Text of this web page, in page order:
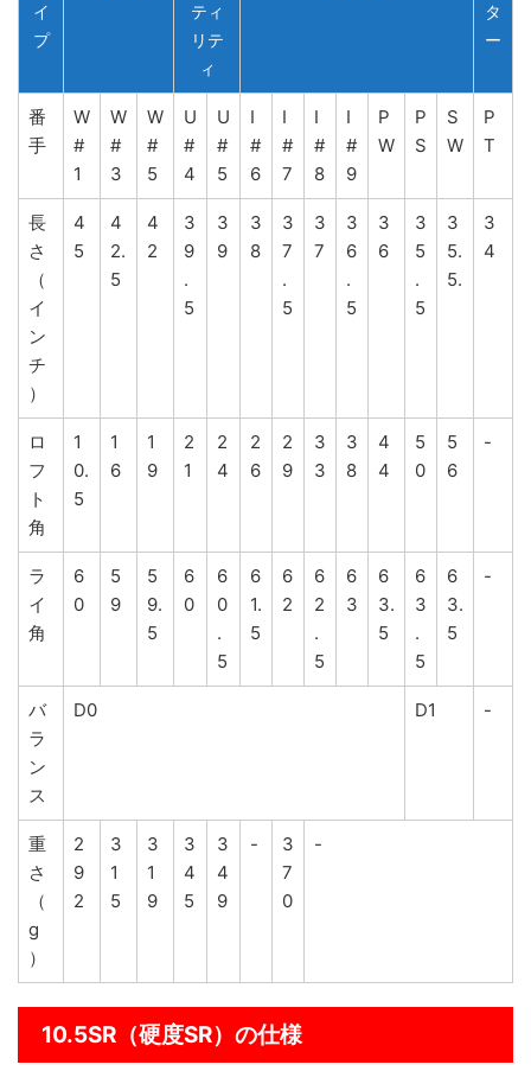
イ
プ
ティ
リテ
ィ
タ
ー
番
手
W
#
1
W
#
3
W
#
5
U
#
4
U
#
5
I
#
6
I
#
7
I
#
8
I
#
9
P
W
P
S
S
W
P
T
長
さ
（
イ
ン
チ
）
4
5
4
2.
5
4
2
3
9
.
5
3
9
3
8
3
7
.
5
3
7
3
6
.
5
3
6
3
5
.
5
3
5.
5.
3
4
ロ
フ
ト
角
1
0.
5
1
6
1
9
2
1
2
4
2
6
2
9
3
3
3
8
4
4
5
0
5
6
-
ラ
イ
角
6
0
5
9
5
9.
5
6
0
6
0
.
5
6
1.
5
6
2
6
2
.
5
6
3
6
3.
5
6
3
.
5
6
3.
5
-
バ
ラ
ン
ス
D0 D1 -
重
さ
（
g
）
2
9
2
3
1
5
3
1
9
3
4
5
3
4
9
-
3
7
0
-
10.5SR（硬度SR）の仕様